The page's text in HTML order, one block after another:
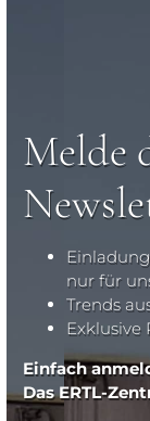
Melde
nur für
Trends
Exklusive
Einfach
Das ERTL-